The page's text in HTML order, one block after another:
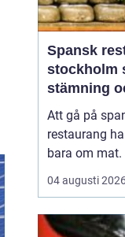
Spansk
stockholm smaker,
stämning
smarta val
Att gå på
restaurang
bara om mat.
handlar om
tillsammans
aldrig tar
04 augusti